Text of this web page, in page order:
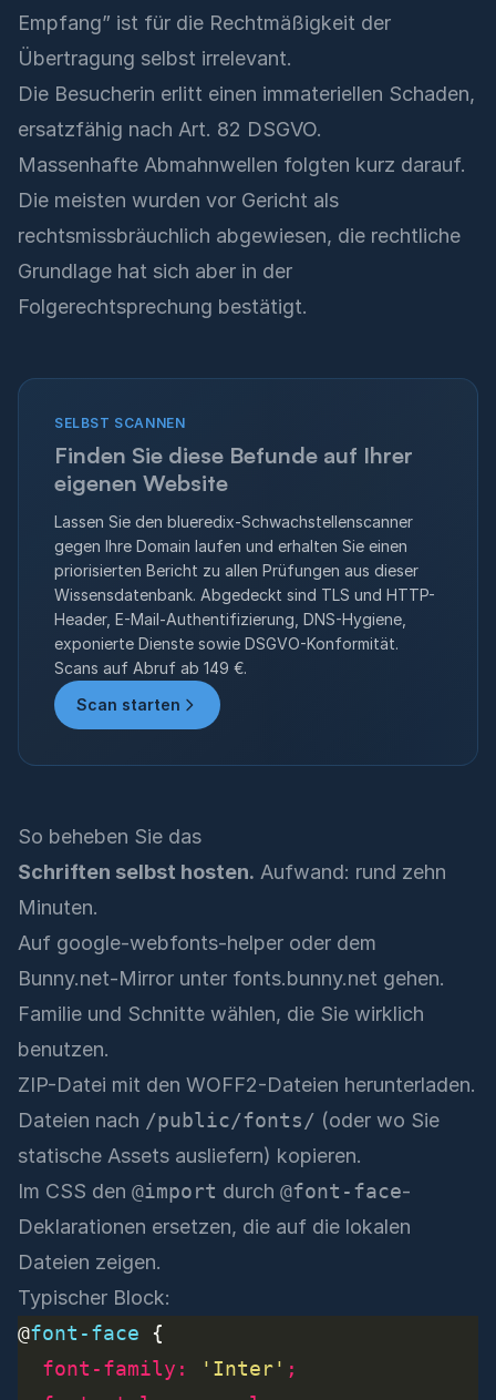
Empfang” ist für die Rechtmäßigkeit der
Übertragung selbst irrelevant.
Die Besucherin erlitt einen immateriellen Schaden,
ersatzfähig nach Art. 82 DSGVO.
Massenhafte Abmahnwellen folgten kurz darauf.
Die meisten wurden vor Gericht als
rechtsmissbräuchlich abgewiesen, die rechtliche
Grundlage hat sich aber in der
Folgerechtsprechung bestätigt.
SELBST SCANNEN
Finden Sie diese Befunde auf Ihrer
eigenen Website
Lassen Sie den blueredix-Schwachstellenscanner
gegen Ihre Domain laufen und erhalten Sie einen
priorisierten Bericht zu allen Prüfungen aus dieser
Wissensdatenbank. Abgedeckt sind TLS und HTTP-
Header, E-Mail-Authentifizierung, DNS-Hygiene,
exponierte Dienste sowie DSGVO-Konformität.
Scans auf Abruf ab 149 €.
Scan starten
So beheben Sie das
Schriften selbst hosten. Aufwand: rund zehn
Minuten.
Auf google-webfonts-helper oder dem
Bunny.net-Mirror unter fonts.bunny.net gehen.
Familie und Schnitte wählen, die Sie wirklich
benutzen.
ZIP-Datei mit den WOFF2-Dateien herunterladen.
Dateien nach /public/fonts/ (oder wo Sie
statische Assets ausliefern) kopieren.
Im CSS den @import durch @font-face-
Deklarationen ersetzen, die auf die lokalen
Dateien zeigen.
Typischer Block:
@font-face
font-family : 'Inter' ;